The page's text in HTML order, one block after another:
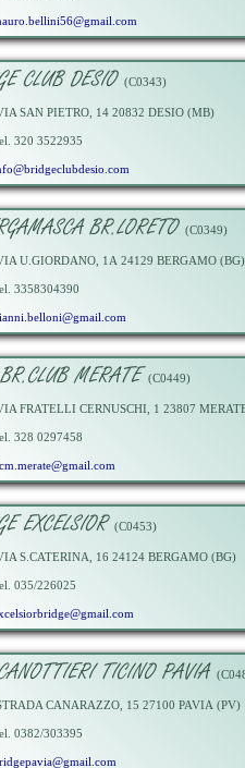
CLUB DESIO (C0343)
SAN PIETRO, 14 20832 DESIO (MB)
320 3522935
BR.LORETO (C0349)
U.GIORDANO, 1A 24129 BERGAMO (BG)
3358304390
MERATE (C0449)
FRATELLI CERNUSCHI, 1 23807
328 0297458
EXCELSIOR (C0453)
S.CATERINA, 16 24124 BERGAMO (BG)
035/226025
TICINO PAVIA
CANARAZZO, 15 27100 PAVIA (PV)
0382/303395